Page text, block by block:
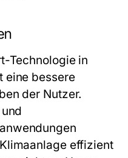
Technologie in
eine bessere
der Nutzer.
effizient